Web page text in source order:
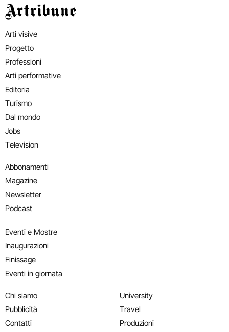
Artribune
Arti visive
Progetto
Professioni
Arti performative
Editoria
Turismo
Dal mondo
Jobs
Television
Abbonamenti
Magazine
Newsletter
Podcast
Eventi e Mostre
Inaugurazioni
Finissage
Eventi in giornata
Chi siamo
Pubblicità
Contatti
University
Travel
Produzioni